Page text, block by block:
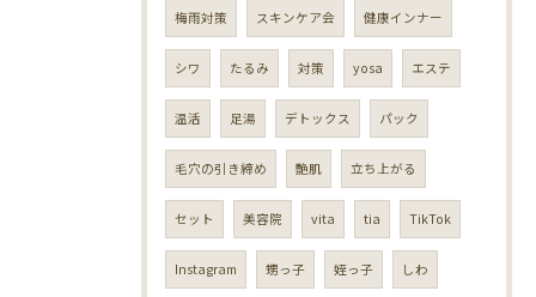
梅雨対策 スキンケア会 健康インナー
シワ たるみ 対策 yosa エステ
温活 足湯 デトックス パック
毛穴の引き締め 艶肌 立ち上がる
セット 美容院 vita tia TikTok
Instagram 甥っ子 姪っ子 しわ